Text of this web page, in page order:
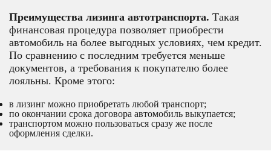
Преимущества лизинга автотранспорта. Такая
финансовая процедура позволяет приобрести
автомобиль на более выгодных условиях, чем кредит.
По сравнению с последним требуется меньше
документов, а требования к покупателю более
лояльны. Кроме этого:
в лизинг можно приобретать любой транспорт;
по окончании срока договора автомобиль выкупается;
транспортом можно пользоваться сразу же после
оформления сделки.